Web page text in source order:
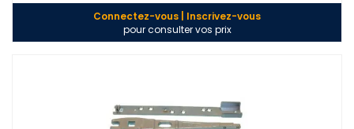
Connectez-vous | Inscrivez-vous
pour consulter vos prix